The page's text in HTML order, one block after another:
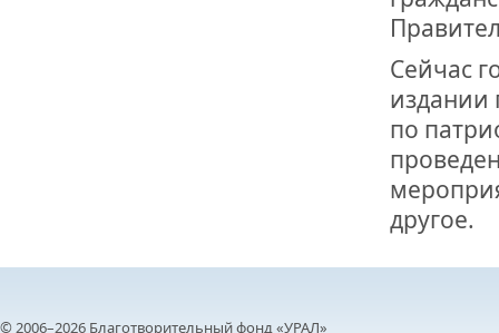
Сейчас
издании
по
другое.
© 2006–2026 Благотворительный фонд «УРАЛ»